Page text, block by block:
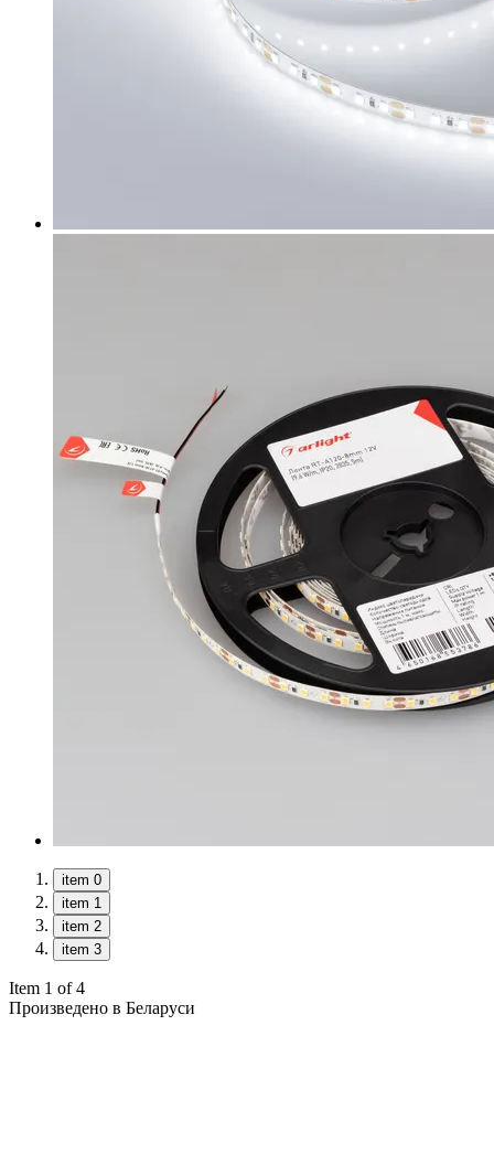
item 0
item 1
item 2
item 3
Item 1 of 4
Произведено в Беларуси